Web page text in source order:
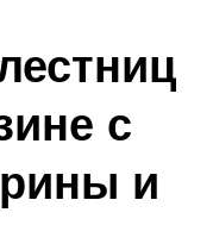
с
и